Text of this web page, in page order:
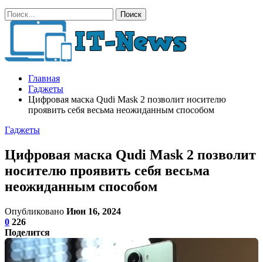
Главная
Гаджеты
Цифровая маска Qudi Mask 2 позволит носителю
проявить себя весьма неожиданным способом
Гаджеты
Цифровая маска Qudi Mask 2 позволит
носителю проявить себя весьма
неожиданным способом
Опубликовано Июн 16, 2024
0 226
Поделится